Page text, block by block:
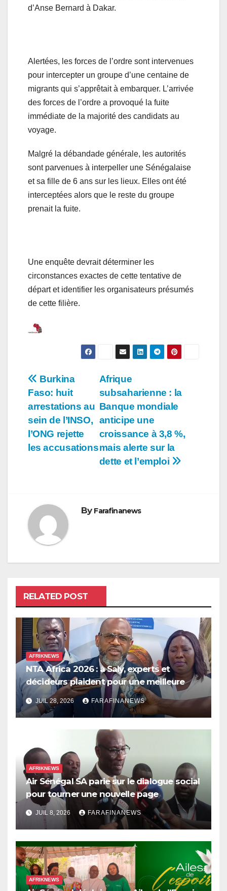
d’Anse Bernard à Dakar.
Alertées, les forces de l’ordre sont intervenues
pour intercepter un groupe d’une centaine de
migrants qui s’apprêtait à embarquer. L’arrivée
des forces de l’ordre a provoqué la fuite
immédiate de la majorité des candidats au
voyage.
Malgré la débandade générale, les autorités
sont parvenues à interpeller une Sénégalaise
et sa fille de 6 ans sur les lieux. Elles ont été
interceptées alors que le reste du groupe
prenait la fuite.
Une enquête devrait déterminer les
circonstances exactes de cette tentative de
départ et identifier les organisateurs présumés
de cette filière.
Navigation
de
l’article
Afrique
subsaharienne : la
Banque mondiale
anticipe une
croissance à 3,8 %,
mais alerte sur la
dette et l’emploi
Burkina
Faso: huit
arrestations au
sein de l’INSO,
l’ONG rejette
les accusations
By Farafinanews
RELATED POST
AFRIKNEWS
NTA Africa 2026 : à Saly, experts et
décideurs plaident pour une meilleure
prise en compte de l’économie des soins
en Afrique
JUIL 28, 2026 FARAFINANEWS
AFRIKNEWS
Air Sénégal SA parie sur le dialogue social
pour tourner une nouvelle page
JUIL 8, 2026 FARAFINANEWS
AFRIKNEWS